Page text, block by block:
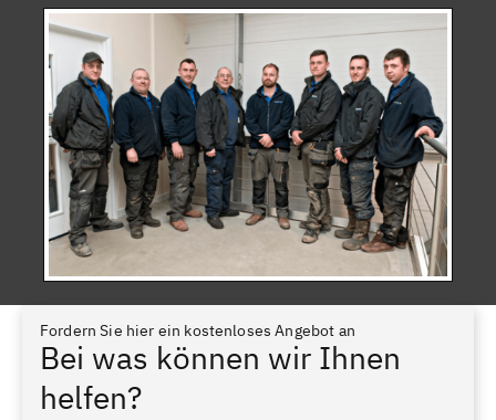
Fordern Sie hier ein kostenloses Angebot an
Bei was können wir Ihnen
helfen?